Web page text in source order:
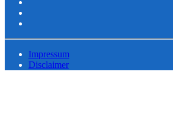
Impressum
Disclaimer